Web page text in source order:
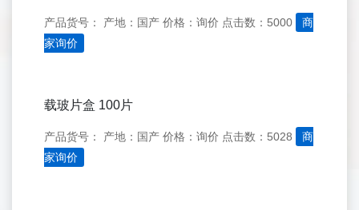
产品货号： 产地：国产 价格：询价 点击数：5000
商
家询价
载玻片盒 100片
产品货号： 产地：国产 价格：询价 点击数：5028
商
家询价